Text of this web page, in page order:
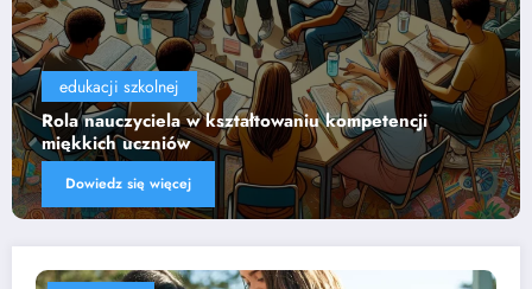
edukacji szkolnej
Wpływ technologii na efektywność nauczania
Dowiedz się więcej